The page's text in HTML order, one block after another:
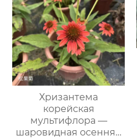
Хризантема
корейская
мультифлора —
шаровидная осенняя